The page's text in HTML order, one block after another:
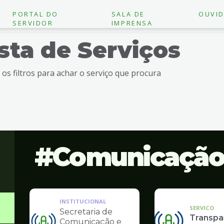
PORTAL DO
SERVIDOR
SALA DE
IMPRENSA
de Serviços
os filtros para achar o serviço que procura
INSTITUCIONAL
Secretaria de
Comunicação e
SERVICO